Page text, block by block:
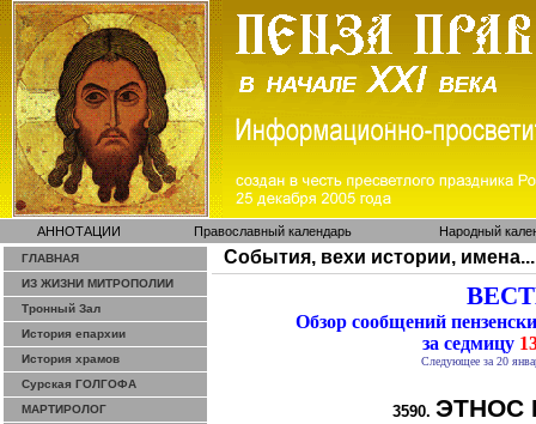
АННОТАЦИИ Православный календарь Народный
ГЛАВНАЯ
ИЗ ЖИЗНИ МИТРОПОЛИИ
Тронный Зал
История епархии
История храмов
Сурская ГОЛГОФА
МАРТИРОЛОГ
События, вехи истории, имена...
Обзор сообщений
за седмицу
Следующее за 20
3590. ЭТНОС